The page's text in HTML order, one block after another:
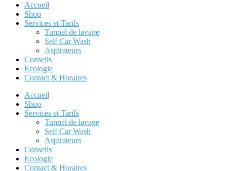
Accueil
Shop
Services et Tarifs
Tunnel de lavage
Self Car Wash
Aspirateurs
Conseils
Ecologie
Contact & Horaires
Accueil
Shop
Services et Tarifs
Tunnel de lavage
Self Car Wash
Aspirateurs
Conseils
Ecologie
Contact & Horaires